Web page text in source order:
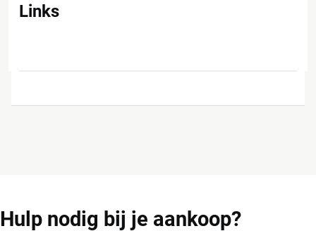
Links
Hulp nodig bij je aankoop?